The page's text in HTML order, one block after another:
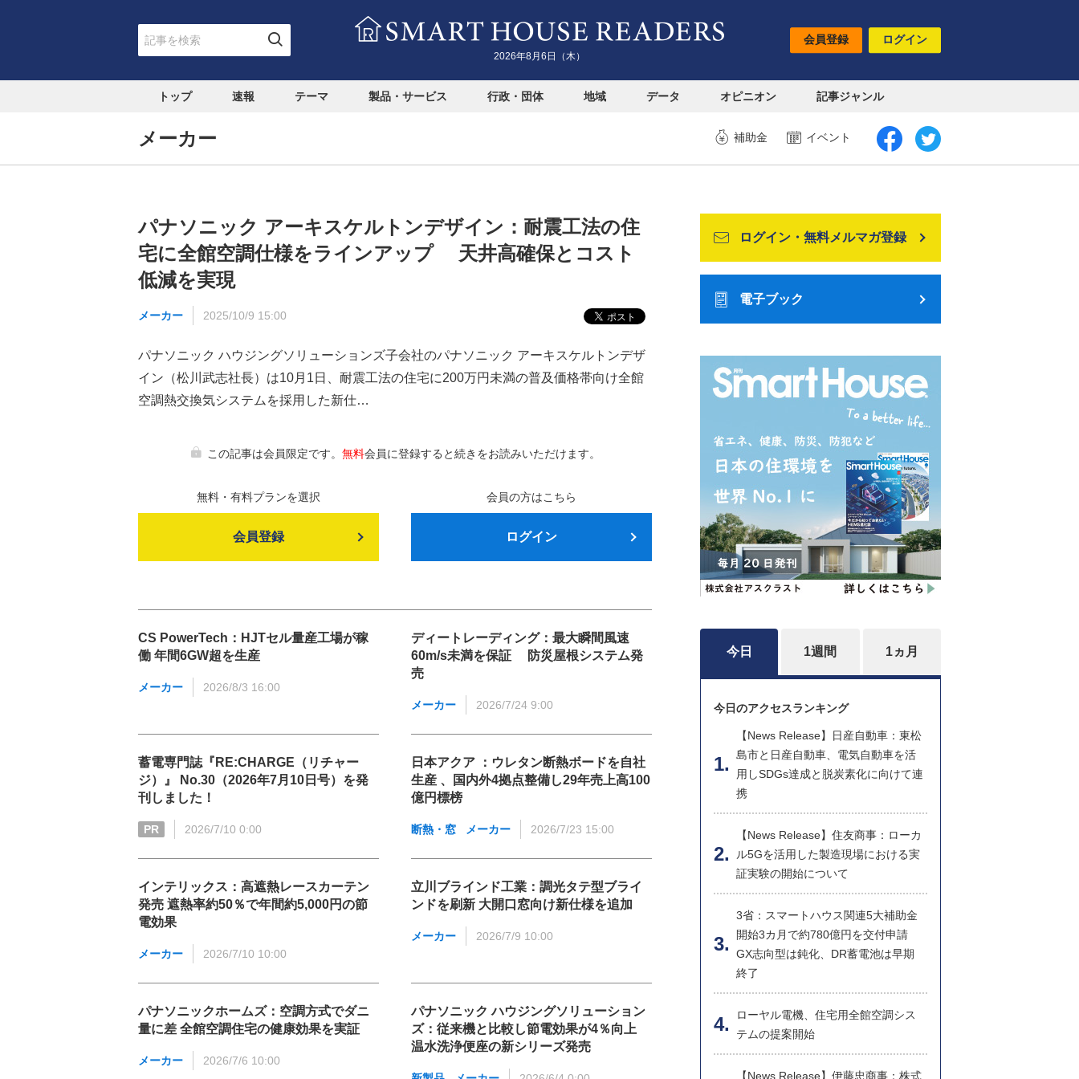
2026年8月6日（木）
会員登録 ログイン
トップ 速報 テーマ 製品・サービス 行政・団体 地域 データ オピニオン 記事ジャンル
メーカー 補助金 イベント
パナソニック アーキスケルトンデザイン：耐震工法の住
宅に全館空調仕様をラインアップ 天井高確保とコスト
低減を実現
メーカー 2025/10/9 15:00
パナソニック ハウジングソリューションズ子会社のパナソニック アーキスケルトンデザ
イン（松川武志社長）は10月1日、耐震工法の住宅に200万円未満の普及価格帯向け全館
空調熱交換気システムを採用した新仕…
この記事は会員限定です。 無料会員に登録すると続きをお読みいただけます。
無料・有料プランを選択
会員登録
会員の方はこちら
ログイン
CS PowerTech：HJTセル量産工場が稼
働 年間6GW超を生産
メーカー 2026/8/3 16:00
ディートレーディング：最大瞬間風速
60m/s未満を保証 防災屋根システム発
売
メーカー 2026/7/24 9:00
蓄電専門誌『RE:CHARGE（リチャー
ジ）』 No.30（2026年7月10日号）を発
刊しました！
PR 2026/7/10 0:00
日本アクア ：ウレタン断熱ボードを自社
生産 、国内外4拠点整備し29年売上高100
億円標榜
断熱・窓 メーカー 2026/7/23 15:00
インテリックス：高遮熱レースカーテン
発売 遮熱率約50％で年間約5,000円の節
電効果
メーカー 2026/7/10 10:00
立川ブラインド工業：調光タテ型ブライ
ンドを刷新 大開口窓向け新仕様を追加
メーカー 2026/7/9 10:00
パナソニックホームズ：空調方式でダニ
量に差 全館空調住宅の健康効果を実証
メーカー 2026/7/6 10:00
パナソニック ハウジングソリューション
ズ：従来機と比較し節電効果が4％向上
温水洗浄便座の新シリーズ発売
ログイン・無料メルマガ登録
電子ブック
今日 1週間 1ヵ月
今日のアクセスランキング
【News Release】日産自動車：東松
島市と日産自動車、電気自動車を活
用しSDGs達成と脱炭素化に向けて連
携
【News Release】住友商事：ローカ
ル5Gを活用した製造現場における実
証実験の開始について
3省：スマートハウス関連5大補助金
開始3カ月で約780億円を交付申請
GX志向型は鈍化、DR蓄電池は早期
終了
ローヤル電機、住宅用全館空調シス
テムの提案開始
【News Release】伊藤忠商事：株式